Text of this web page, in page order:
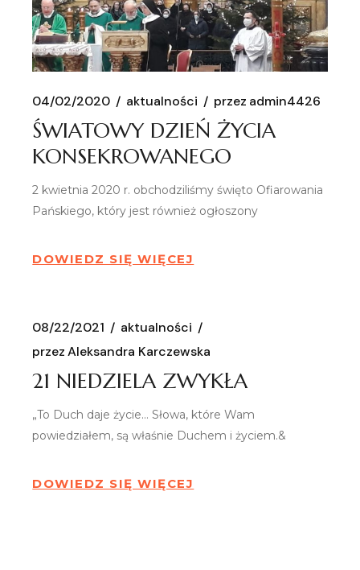
04/02/2020 aktualności przez admin4426
ŚWIATOWY DZIEŃ ŻYCIA
KONSEKROWANEGO
2 kwietnia 2020 r. obchodziliśmy święto Ofiarowania
Pańskiego, który jest również ogłoszony
DOWIEDZ SIĘ WIĘCEJ
08/22/2021
aktualności
przez Aleksandra Karczewska
21 NIEDZIELA ZWYKŁA
„To Duch daje życie… Słowa, które Wam
powiedziałem, są właśnie Duchem i życiem.&
DOWIEDZ SIĘ WIĘCEJ